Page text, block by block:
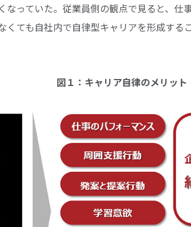
なっていた。従業員側の観点で見ると、仕
くても自社内で自律型キャリアを形成する
図１：キャリア自律のメリット